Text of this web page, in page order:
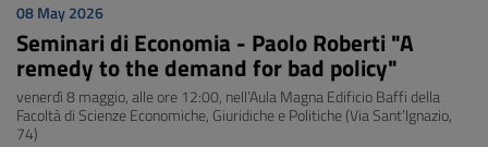
08 May 2026
Seminari di Economia - Paolo Roberti "A
remedy to the demand for bad policy"
venerdì 8 maggio, alle ore 12:00, nell’Aula Magna Edificio Baffi della
Facoltà di Scienze Economiche, Giuridiche e Politiche (Via Sant’Ignazio,
74)